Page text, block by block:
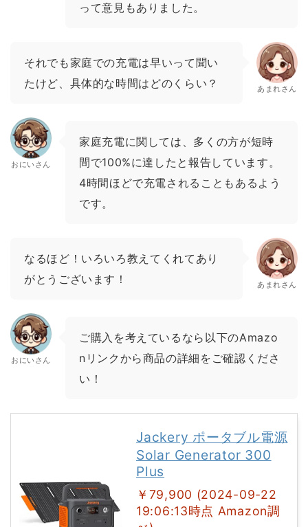
って意見もありました。
それでも家庭での充電は早いって聞い
たけど、具体的な時間はどのくらい？
あまれさん
おにいさん
家庭充電に関しては、多くの方が短時
間で100%に達したと報告しています。
4時間ほどで充電されることもあるよう
です。
なるほど！いろいろ教えてくれてあり
がとうございます！
あまれさん
おにいさん
ご購入を考えているなら以下のAmazo
nリンクから商品の詳細をご確認くださ
い！
Jackery ポータブル電源
Solar Generator 300
Plus
￥79,900 (2024-09-22
19:06:13時点 Amazon調